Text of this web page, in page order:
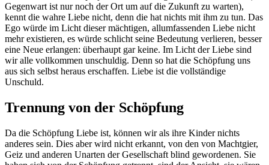
Gegenwart ist nur noch der Ort um auf die Zukunft zu warten),
kennt die wahre Liebe nicht, denn die hat nichts mit ihm zu tun. Das
Ego würde im Licht dieser mächtigen, allumfassenden Liebe nicht
mehr existieren, es würde schlicht seine Bedeutung verlieren, besser
eine Neue erlangen: überhaupt gar keine. Im Licht der Liebe sind
wir alle vollkommen unschuldig. Denn so hat die Schöpfung uns
aus sich selbst heraus erschaffen. Liebe ist die vollständige
Unschuld.
Trennung von der Schöpfung
Da die Schöpfung Liebe ist, können wir als ihre Kinder nichts
anderes sein. Dies aber wird nicht erkannt, von den von Machtgier,
Geiz und anderen Unarten der Gesellschaft blind gewordenen. Sie